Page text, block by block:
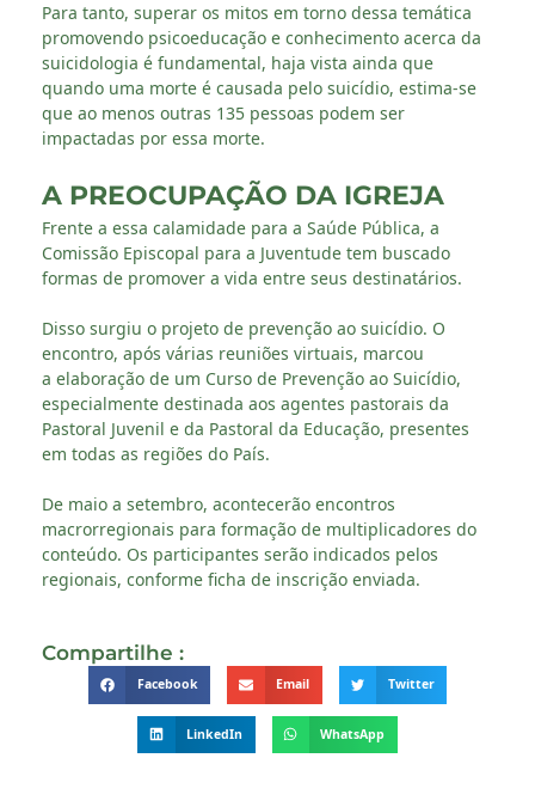
Para tanto, superar os mitos em torno dessa temática
promovendo psicoeducação e conhecimento acerca da
suicidologia é fundamental, haja vista ainda que
quando uma morte é causada pelo suicídio, estima-se
que ao menos outras 135 pessoas podem ser
impactadas por essa morte.
A PREOCUPAÇÃO DA IGREJA
Frente a essa calamidade para a Saúde Pública, a
Comissão Episcopal para a Juventude tem buscado
formas de promover a vida entre seus destinatários.
Disso surgiu o projeto de prevenção ao suicídio. O
encontro, após várias reuniões virtuais, marcou
a elaboração de um Curso de Prevenção ao Suicídio,
especialmente destinada aos agentes pastorais da
Pastoral Juvenil e da Pastoral da Educação, presentes
em todas as regiões do País.
De maio a setembro, acontecerão encontros
macrorregionais para formação de multiplicadores do
conteúdo. Os participantes serão indicados pelos
regionais, conforme ficha de inscrição enviada.
Compartilhe :
Facebook Email Twitter
LinkedIn WhatsApp